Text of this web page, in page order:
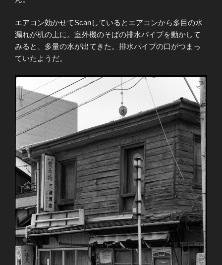
エアコン効かせてScanしているとエアコンから多目の水
漏れが机の上に。室外機のそばの排水パイプを動かして
みると、多量の水が出てきた。排水パイプの口がつまっ
ていたようだ。